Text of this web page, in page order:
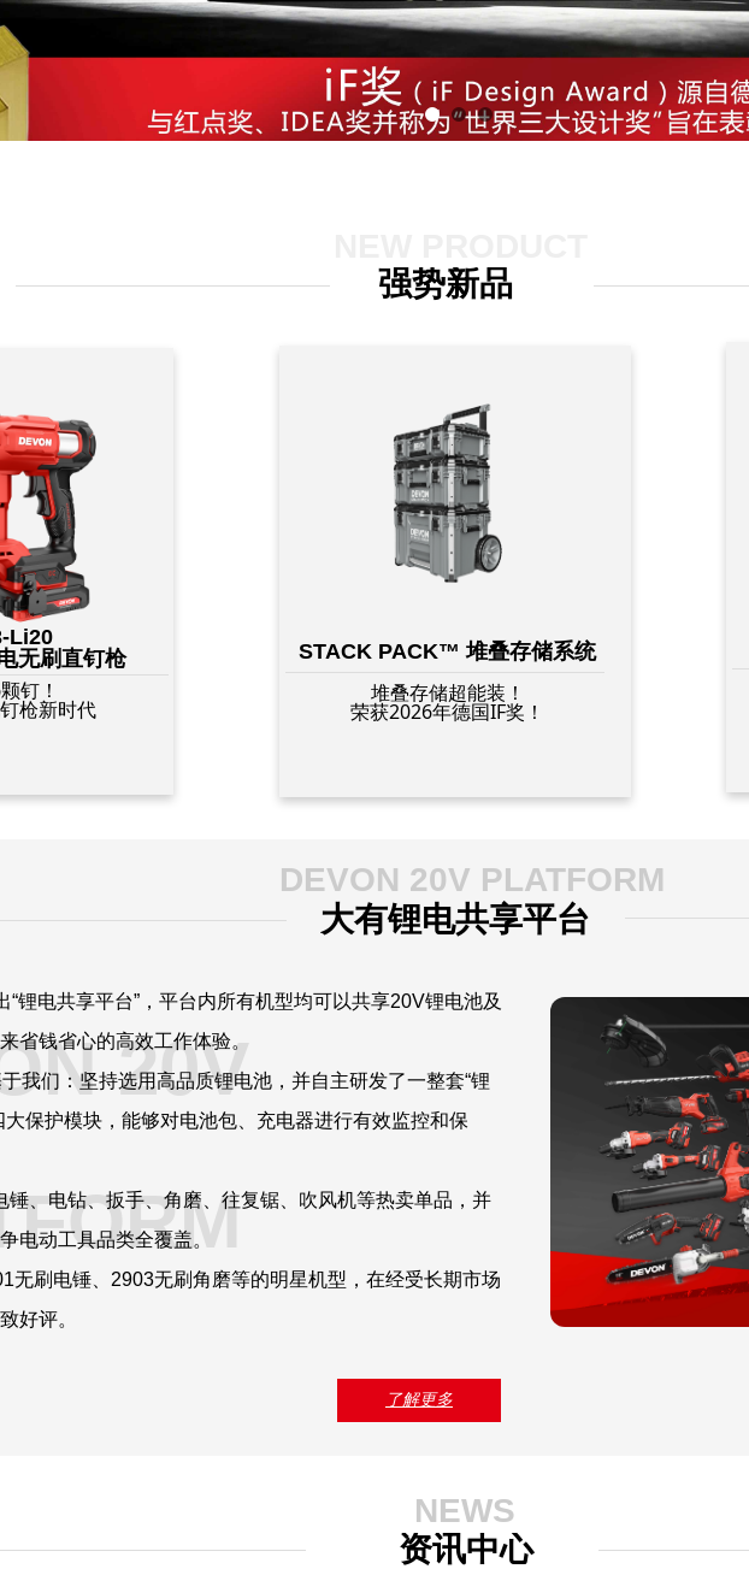
钉！
枪新时代
Li20
无刷直钉枪
STACK PACK™ 堆叠存储系统
堆叠存储超能装！
荣获2026年德国IF奖！
强势新品
了解更多
大有锂电共享平台
电共享平台”，平台内所有机型均可以共享20V锂电池及
省钱省心的高效工作体验。
我们：坚持选用高品质锂电池，并自主研发了一整套“锂
大保护模块，能够对电池包、充电器进行有效监控和保
、电钻、扳手、角磨、往复锯、吹风机等热卖单品，并
电动工具品类全覆盖。
刷电锤、2903无刷角磨等的明星机型，在经受长期市场
好评。
20V
DEVON 20V PLATFORM
NEWS
资讯中心